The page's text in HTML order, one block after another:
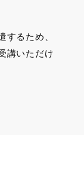
するため、
講いただけ